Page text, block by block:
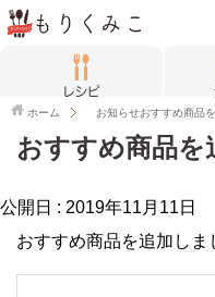
ホーム お知らせおすすめ商品
おすすめ商品を
公開日 : 2019年11月11日
おすすめ商品を追加しま